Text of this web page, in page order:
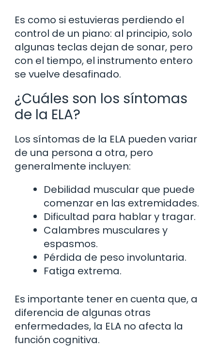
Es como si estuvieras perdiendo el
control de un piano: al principio, solo
algunas teclas dejan de sonar, pero
con el tiempo, el instrumento entero
se vuelve desafinado.
¿Cuáles son los síntomas
de la ELA?
Los síntomas de la ELA pueden variar
de una persona a otra, pero
generalmente incluyen:
Debilidad muscular que puede
comenzar en las extremidades.
Dificultad para hablar y tragar.
Calambres musculares y
espasmos.
Pérdida de peso involuntaria.
Fatiga extrema.
Es importante tener en cuenta que, a
diferencia de algunas otras
enfermedades, la ELA no afecta la
función cognitiva.